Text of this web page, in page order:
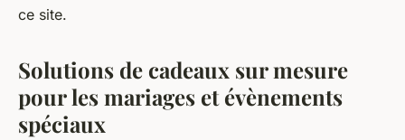
ce site.
Solutions de cadeaux sur mesure
pour les mariages et évènements
spéciaux